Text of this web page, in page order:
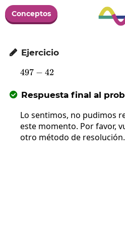
Conceptos
 Ejercicio
497-42
497 − 42
 Respuesta final al
Lo sentimos, no pudimos
este momento. Por favor,
otro método de resolución.